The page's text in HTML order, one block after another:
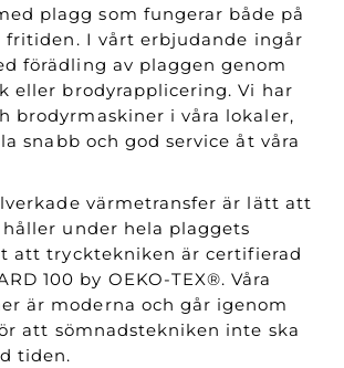
plagg som fungerar både på
fritiden. I vårt erbjudande ingår
förädling av plaggen genom
eller brodyrapplicering. Vi har
brodyrmaskiner i våra lokaler,
snabb och god service åt våra
värmetransfer är lätt att
under hela plaggets
att trycktekniken är certifierad
100 by OEKO-TEX®. Våra
är moderna och går igenom
att sömnadstekniken inte ska
tiden.